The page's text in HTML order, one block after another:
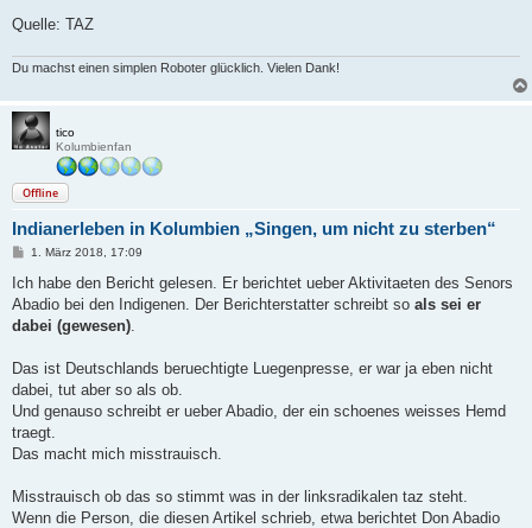
Quelle: TAZ
Du machst einen simplen Roboter glücklich. Vielen Dank!
tico
Kolumbienfan
Offline
Indianerleben in Kolumbien „Singen, um nicht zu sterben“
B
i
r
a
1. März 2018, 17:09
Ich habe den Bericht gelesen. Er berichtet ueber Aktivitaeten des Senors
Abadio bei den Indigenen. Der Berichterstatter schreibt so als sei er
dabei (gewesen)
Das ist Deutschlands beruechtigte Luegenpresse, er war ja eben nicht
dabei, tut aber so als ob.
Und genauso schreibt er ueber Abadio, der ein schoenes weisses Hemd
traegt.
Das macht mich misstrauisch.
Misstrauisch ob das so stimmt was in der linksradikalen taz steht.
Wenn die Person, die diesen Artikel schrieb, etwa berichtet Don Abadio